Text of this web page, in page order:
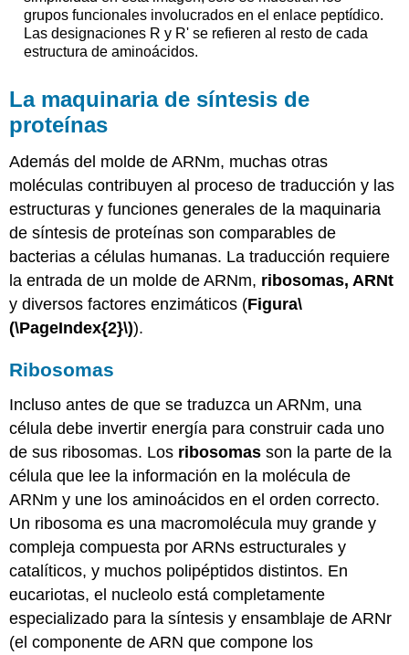
grupos funcionales involucrados en el enlace peptídico.
Las designaciones R y R' se refieren al resto de cada
estructura de aminoácidos.
La maquinaria de síntesis de
proteínas
Además del molde de ARNm, muchas otras
moléculas contribuyen al proceso de traducción y las
estructuras y funciones generales de la maquinaria
de síntesis de proteínas son comparables de
bacterias a células humanas. La traducción requiere
la entrada de un molde de ARNm, ribosomas, ARNt
y diversos factores enzimáticos (Figura\
(\PageIndex{2}\)).
Ribosomas
Incluso antes de que se traduzca un ARNm, una
célula debe invertir energía para construir cada uno
de sus ribosomas. Los ribosomas son la parte de la
célula que lee la información en la molécula de
ARNm y une los aminoácidos en el orden correcto.
Un ribosoma es una macromolécula muy grande y
compleja compuesta por ARNs estructurales y
catalíticos, y muchos polipéptidos distintos. En
eucariotas, el nucleolo está completamente
especializado para la síntesis y ensamblaje de ARNr
(el componente de ARN que compone los